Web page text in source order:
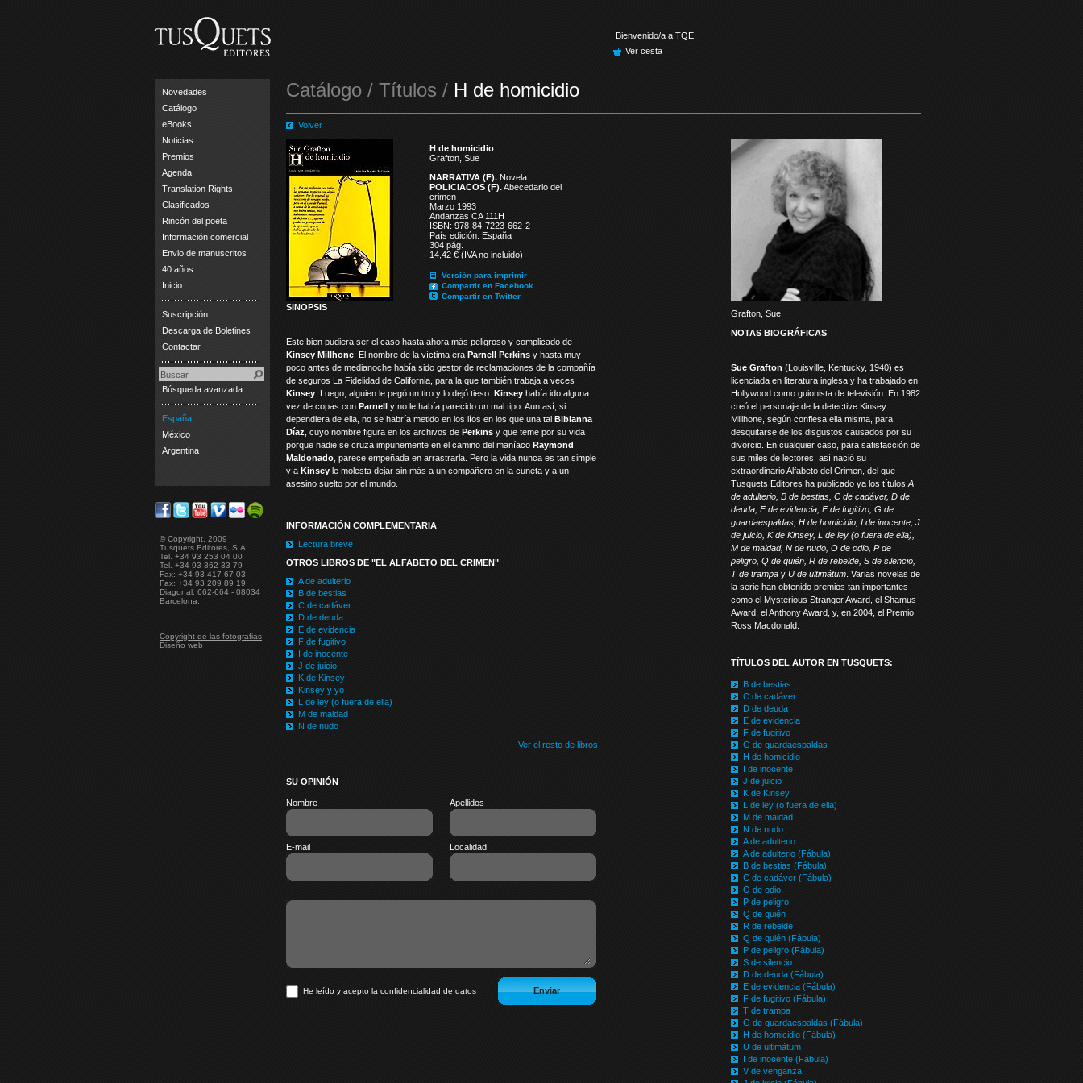
Bienvenido/a a TQE
Ver cesta
Novedades
Catálogo
eBooks
Noticias
Premios
Agenda
Translation Rights
Clasificados
Rincón del poeta
Información comercial
Envio de manuscritos
40 años
Inicio
Suscripción
Descarga de Boletines
Contactar
Búsqueda avanzada
España
México
Argentina
© Copyright, 2009
Tusquets Editores, S.A.
Tel. +34 93 253 04 00
Tel. +34 93 362 33 79
Fax: +34 93 417 67 03
Fax: +34 93 209 89 19
Diagonal, 662-664 - 08034
Barcelona.
Copyright de las fotografias
Diseño web
Catálogo / Títulos / H de homicidio
Volver
H de homicidio
Grafton, Sue
NARRATIVA (F). Novela
POLICIACOS (F).Abecedario del
crimen
Marzo 1993
Andanzas CA 111H
ISBN: 978-84-7223-662-2
País edición: España
304 pág.
14,42 € (IVA no incluido)
Versión para imprimir
Compartir en Facebook
Compartir en Twitter
SINOPSIS
Este bien pudiera ser el caso hasta ahora más peligroso y complicado de
Kinsey Millhone . El nombre de la víctima era Parnell Perkins y hasta muy
poco antes de medianoche había sido gestor de reclamaciones de la compañía
de seguros La Fidelidad de California, para la que también trabaja a veces
Kinsey . Luego, alguien le pegó un tiro y lo dejó tieso. Kinsey había ido alguna
vez de copas con Parnell y no le había parecido un mal tipo. Aun así, si
dependiera de ella, no se habría metido en los líos en los que una tal Bibianna
Díaz , cuyo nombre figura en los archivos de Perkins y que teme por su vida
porque nadie se cruza impunemente en el camino del maníaco Raymond
Maldonado , parece empeñada en arrastrarla. Pero la vida nunca es tan simple
y a Kinsey le molesta dejar sin más a un compañero en la cuneta y a un
asesino suelto por el mundo.
INFORMACIÓN COMPLEMENTARIA
Lectura breve
OTROS LIBROS DE "EL ALFABETO DEL CRIMEN"
A de adulterio
B de bestias
C de cadáver
D de deuda
E de evidencia
F de fugitivo
I de inocente
J de juicio
K de Kinsey
Kinsey y yo
L de ley (o fuera de ella)
M de maldad
N de nudo
Ver el resto de libros
SU OPINIÓN
Nombre Apellidos
E-mail Localidad
He leído y acepto la confidencialidad de datos
Grafton, Sue
NOTAS BIOGRÁFICAS
Sue Grafton (Louisville, Kentucky, 1940) es
licenciada en literatura inglesa y ha trabajado en
Hollywood como guionista de televisión. En 1982
creó el personaje de la detective Kinsey
Millhone, según confiesa ella misma, para
desquitarse de los disgustos causados por su
divorcio. En cualquier caso, para satisfacción de
sus miles de lectores, así nació su
extraordinario Alfabeto del Crimen, del que
Tusquets Editores ha publicado ya los títulos A
de adulterio, B de bestias, C de cadáver, D de
deuda, E de evidencia, F de fugitivo, G de
guardaespaldas, H de homicidio, I de inocente, J
de juicio, K de Kinsey, L de ley (o fuera de ella),
M de maldad, N de nudo, O de odio, P de
peligro, Q de quién, R de rebelde, S de silencio,
T de trampa y U de ultimátum . Varias novelas de
la serie han obtenido premios tan importantes
como el Mysterious Stranger Award, el Shamus
Award, el Anthony Award, y, en 2004, el Premio
Ross Macdonald.
TÍTULOS DEL AUTOR EN TUSQUETS:
B de bestias
C de cadáver
D de deuda
E de evidencia
F de fugitivo
G de guardaespaldas
H de homicidio
I de inocente
J de juicio
K de Kinsey
L de ley (o fuera de ella)
M de maldad
N de nudo
A de adulterio
A de adulterio (Fábula)
B de bestias (Fábula)
C de cadáver (Fábula)
O de odio
P de peligro
Q de quién
R de rebelde
Q de quién (Fábula)
P de peligro (Fábula)
S de silencio
D de deuda (Fábula)
E de evidencia (Fábula)
F de fugitivo (Fábula)
T de trampa
G de guardaespaldas (Fábula)
H de homicidio (Fábula)
U de ultimátum
I de inocente (Fábula)
V de venganza